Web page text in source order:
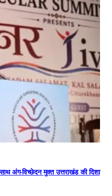
अंग-विच्छेदन मुक्त उत्तराखंड की दिशा